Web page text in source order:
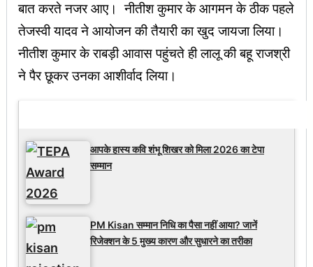
बात करते नजर आए। नीतीश कुमार के आगमन के ठीक पहले
तेजस्वी यादव ने आयोजन की तैयारी का खुद जायजा लिया।
नीतीश कुमार के राबड़ी आवास पहुंचते ही लालू की बहू राजश्री
ने पैर छूकर उनका आशीर्वाद लिया।
आपके हास्य कवि शंभू शिखर को मिला 2026 का टेपा
सम्मान
PM Kisan सम्मान निधि का पैसा नहीं आया? जानें
रिजेक्शन के 5 मुख्य कारण और सुधारने का तरीका